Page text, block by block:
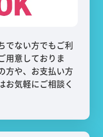
でない方でもご利
用意しておりま
方や、お支払い方
お気軽にご相談く